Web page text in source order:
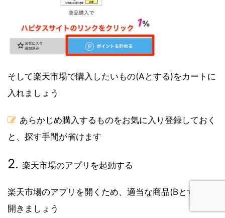
そして楽天市場で購入したいもの(Aとする)をカートに
入れましょう
あらかじめ購入するものをお気に入り登録しておく
と、探す手間が省けます
楽天市場のアプリを起動する
楽天市場のアプリを開くため、適当な商品(Bとする)を
開きましょう